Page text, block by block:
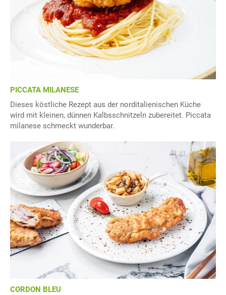
PICCATA MILANESE
Dieses köstliche Rezept aus der norditalienischen Küche
wird mit kleinen, dünnen Kalbsschnitzeln zubereitet. Piccata
milanese schmeckt wunderbar.
CORDON BLEU